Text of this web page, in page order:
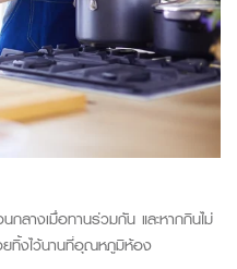
นกลางเมื่อทานร่วมกัน และหากกินไม่
อยทิ้งไว้นานที่อุณหภูมิห้อง